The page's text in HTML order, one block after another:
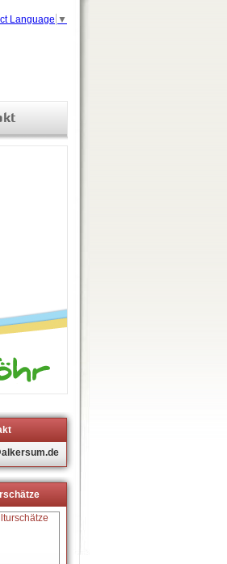
Language ▼